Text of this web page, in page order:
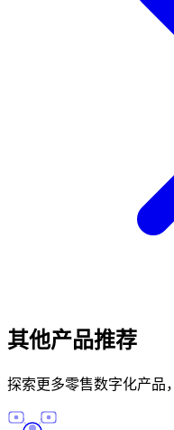
其他产品推荐
探索更多零售数字化产品